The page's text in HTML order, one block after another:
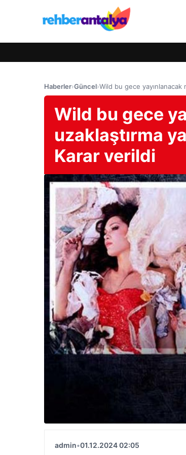
Haberler›Güncel›Wild bu gece yayınlanacak
Wild bu gece
uzaklaştırma
Karar verildi
admin•01.12.2024 02:05